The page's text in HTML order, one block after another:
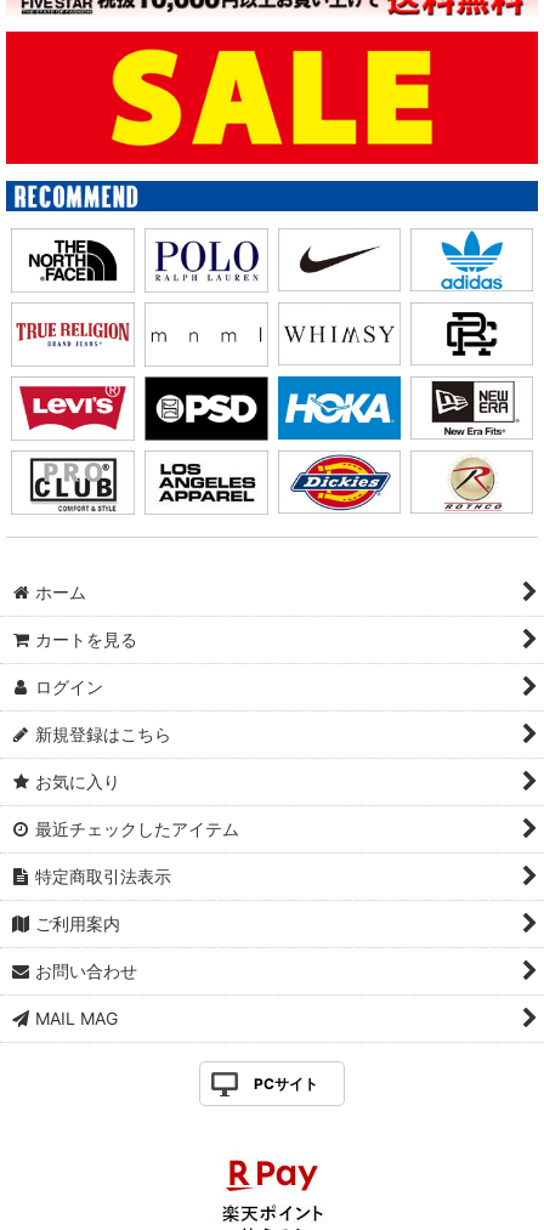
ホーム
カートを見る
ログイン
新規登録はこちら
お気に入り
最近チェックしたアイテム
特定商取引法表示
ご利用案内
お問い合わせ
MAIL MAG
PCサイト